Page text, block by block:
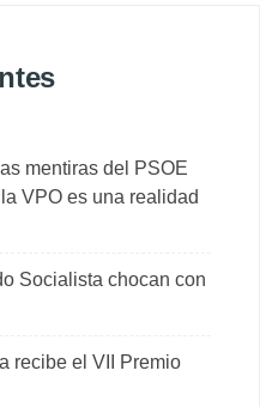
mentiras del PSOE
VPO es una realidad
Socialista chocan con
recibe el VII Premio